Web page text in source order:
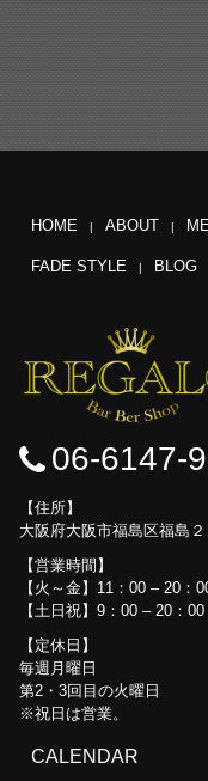
HOME ABOUT
FADE STYLE BLOG
06-6147-
住所
大阪府大阪市福島区福島
営業時間
【火～金】11：00 – 20：
【土日祝】9：00 – 20：00
定休日
毎週月曜日
第2・3回目の火曜日
※祝日は営業。
CALENDAR